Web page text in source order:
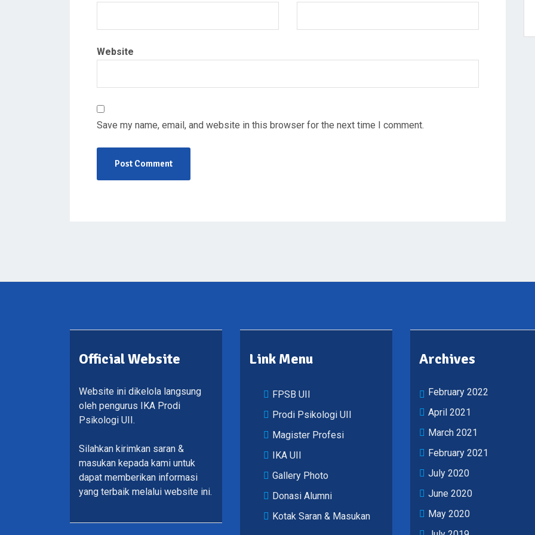
Website
Save my name, email, and website in this browser for the next time I comment.
Official Website
Website ini dikelola langsung
oleh pengurus IKA Prodi
Psikologi UII.
Silahkan kirimkan saran &
masukan kepada kami untuk
dapat memberikan informasi
yang terbaik melalui website ini.
Link Menu
FPSB UII
Prodi Psikologi UII
Magister Profesi
IKA UII
Gallery Photo
Donasi Alumni
Kotak Saran & Masukan
Archives
February 2022
April 2021
March 2021
February 2021
July 2020
June 2020
May 2020